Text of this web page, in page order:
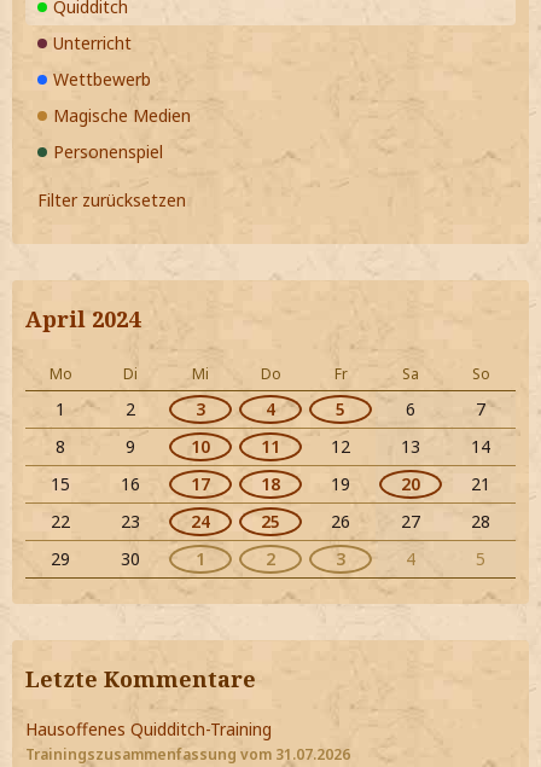
Quidditch
Unterricht
Wettbewerb
Magische Medien
Personenspiel
Filter zurücksetzen
April 2024
Mo Di Mi Do Fr Sa So
1 2 3 4 5 6
7
8
9 10 11 12 13
14
15
16 17 18 19 20
21
22
23 24 25 26 27
28
29
30 1 2 3 4 5
Letzte Kommentare
Hausoffenes Quidditch-Training
Trainingszusammenfassung vom 31.07.2026